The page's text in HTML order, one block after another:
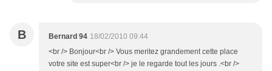
B Bernard 94 18/02/2010 09:44
<br /> Bonjour<br /> Vous meritez grandement cette place
votre site est super<br /> je le regarde tout les jours .<br />